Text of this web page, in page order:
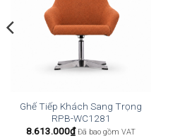
Ghế Tiếp Khách Sang Trọng
RPB-WC1281
8.613.000₫ Đã bao gồm VAT